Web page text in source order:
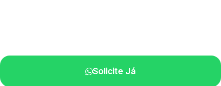
Solicite Já